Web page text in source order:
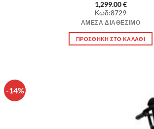
1,299.00€
Κωδ:8729
ΆΜΕΣΑ ΔΙΑΘΈΣΙΜΟ
ΠΡΟΣΘΉΚΗ ΣΤΟ ΚΑΛΆΘΙ
-14%